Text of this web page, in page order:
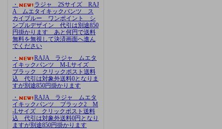
・
ラジャ 2Sサイズ RAJ
A ムエタイキックパンツ ス
カイブルー ワンポイント シ
ンプルデザイン 代引は別途850
円掛かります あと何円で送料
無料を無視して決済画面へ進ん
でください
・
RAJA ラジャ ムエタ
イキックパンツ M-Lサイズ
ブラック クリックポスト送料
込 代引は対象外送料0となりま
すが別途850円掛かります
・
RAJA ラジャ ムエタ
イキックパンツ ブラック2 M
-Lサイズ クリックポスト送料
込 代引は対象外送料0円となり
ますが別途850円掛かります